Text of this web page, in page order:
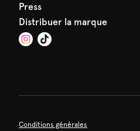
Press
Distribuer la marque
Conditions générales